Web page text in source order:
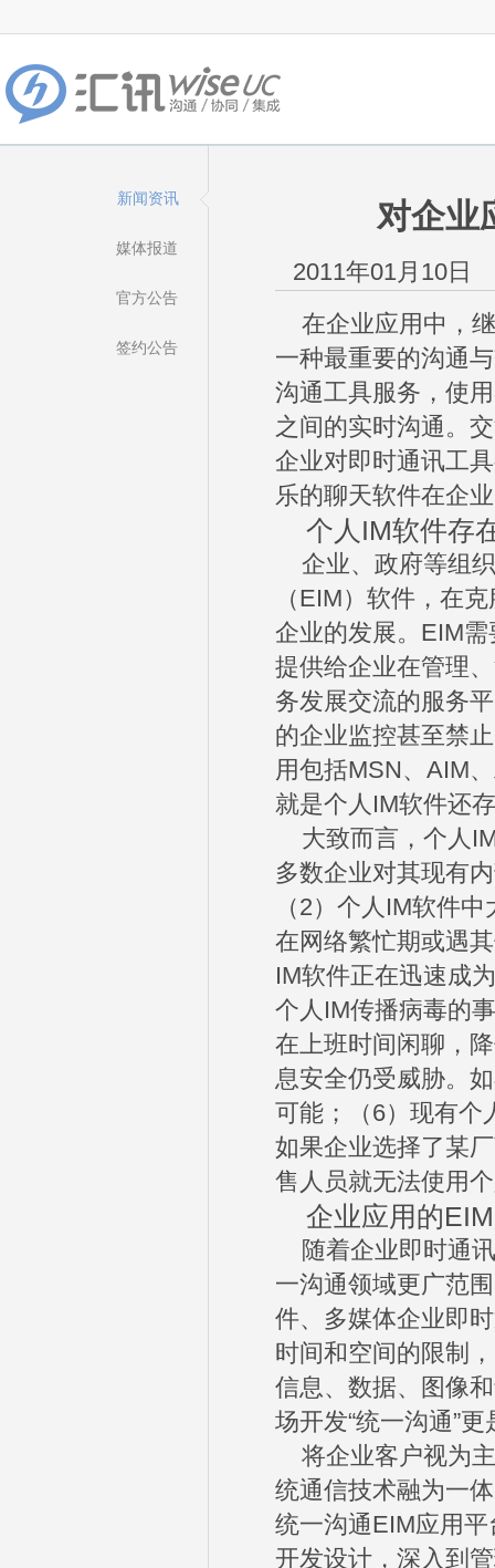
新闻资讯
媒体报道
官方公告
签约公告
对企业
2011年01月10日
在企业应用中，
一种最重要的沟通
沟通工具服务，使
之间的实时沟通。
企业对即时通讯工
乐的聊天软件在企
个人IM软件存
企业、政府等组
（EIM）软件，在
企业的发展。EIM
提供给企业在管理
务发展交流的服务
的企业监控甚至禁
用包括MSN、AIM
就是个人IM软件还
大致而言，个人
多数企业对其现有
（2）个人IM软件
在网络繁忙期或遇
IM软件正在迅速成
个人IM传播病毒的
在上班时间闲聊，
息安全仍受威胁。
可能；（6）现有个
如果企业选择了某
售人员就无法使用
企业应用的
随着企业即时通
一沟通领域更广范
件、多媒体企业即
时间和空间的限制
信息、数据、图像
场开发“统一沟通”
将企业客户视为
统通信技术融为一
统一沟通EIM应用
开发设计，深入到